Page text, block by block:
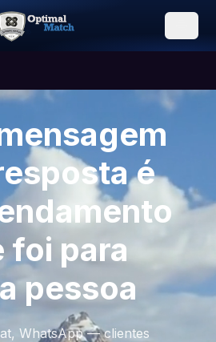
é
foi para
pessoa
WhatsApp — clientes